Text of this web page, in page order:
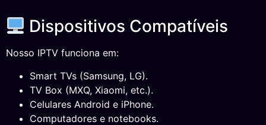
Dispositivos Compatíveis
Nosso IPTV funciona em:
Smart TVs (Samsung, LG).
TV Box (MXQ, Xiaomi, etc.).
Celulares Android e iPhone.
Computadores e notebooks.